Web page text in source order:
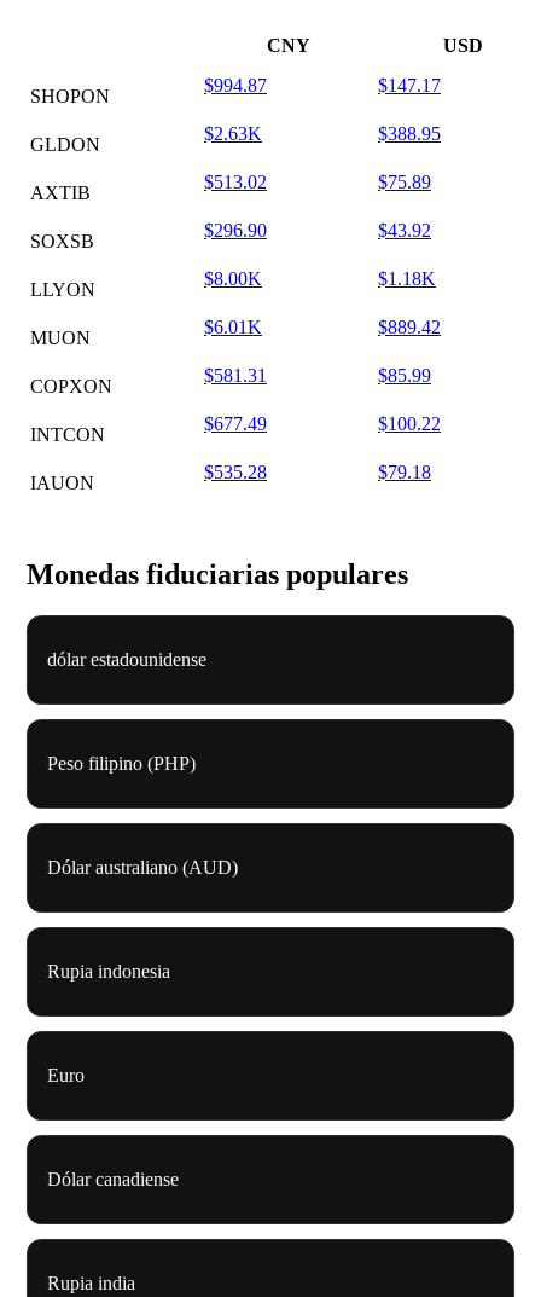
CNY USD
SHOPON
$994.87 $147.17
GLDON
$2.63K $388.95
AXTIB
$513.02 $75.89
SOXSB
$296.90 $43.92
LLYON
$8.00K $1.18K
MUON
$6.01K $889.42
COPXON
$581.31 $85.99
INTCON
$677.49 $100.22
IAUON
$535.28 $79.18
Monedas fiduciarias populares
dólar estadounidense
Peso filipino (PHP)
Dólar australiano (AUD)
Rupia indonesia
Euro
Dólar canadiense
Rupia india